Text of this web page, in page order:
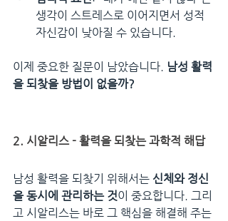
생각이 스트레스로 이어지면서 성적
자신감이 낮아질 수 있습니다.
이제 중요한 질문이 남았습니다. 남성 활력
을 되찾을 방법이 없을까?
2. 시알리스 - 활력을 되찾는 과학적 해답
남성 활력을 되찾기 위해서는 신체와 정신
을 동시에 관리하는 것이 중요합니다. 그리
고 시알리스는 바로 그 핵심을 해결해 주는